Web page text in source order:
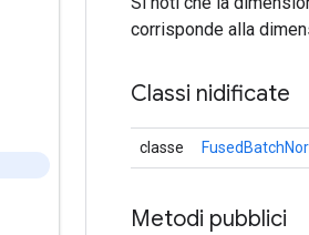
corrisponde alla
Classi nidificate
classe
Metodi pubblici